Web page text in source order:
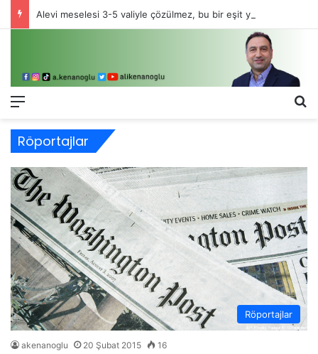
Menü
Röportajlar
Röportajlar
akenanoglu 20 Şubat 2015 16